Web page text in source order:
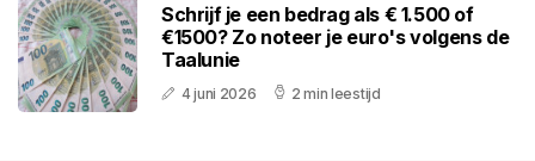
Schrijf je een bedrag als € 1.500 of
€1500? Zo noteer je euro's volgens de
Taalunie
4 juni 2026 2 min leestijd